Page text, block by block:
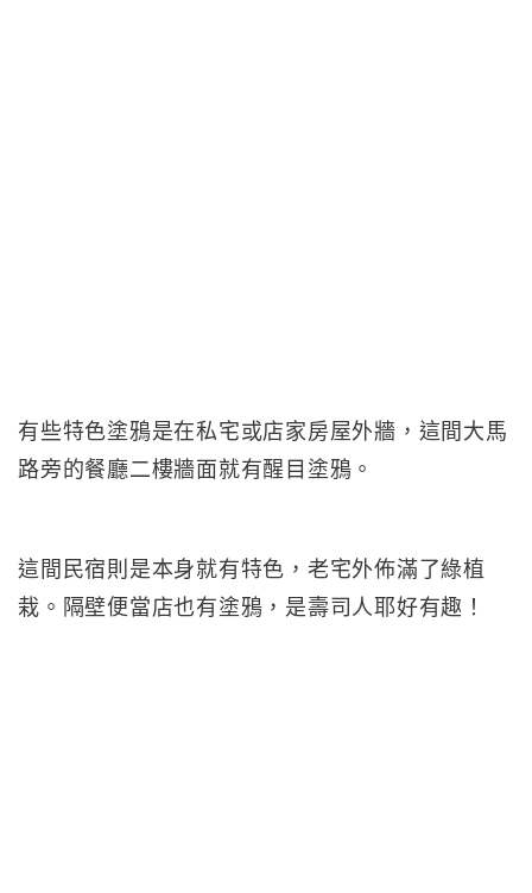
有些特色塗鴉是在私宅或店家房屋外牆，這間大馬
路旁的餐廳二樓牆面就有醒目塗鴉。
這間民宿則是本身就有特色，老宅外佈滿了綠植
栽。隔壁便當店也有塗鴉，是壽司人耶好有趣！